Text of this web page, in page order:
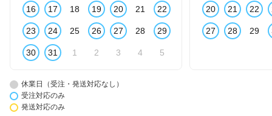
16 17 18 19 20 21 22
23 24 25 26 27 28 29
30 31 1 2 3 4 5
20 21 22
27 28 29
休業日（受注・発送対応なし）
受注対応のみ
発送対応のみ